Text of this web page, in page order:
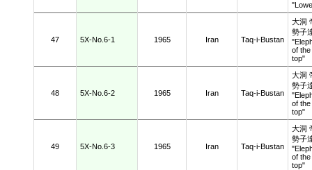
47 5X-No.6-1 1965 Iran Taq-i-Bustan
大洞
勢子
of
top"
48 5X-No.6-2 1965 Iran Taq-i-Bustan
大洞
勢子
of
top"
49 5X-No.6-3 1965 Iran Taq-i-Bustan
大洞
勢子
of
top"